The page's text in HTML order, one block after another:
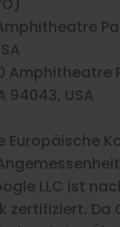
Amphitheatre
94043, USA
Europäische
LLC ist
zertifiziert. Da